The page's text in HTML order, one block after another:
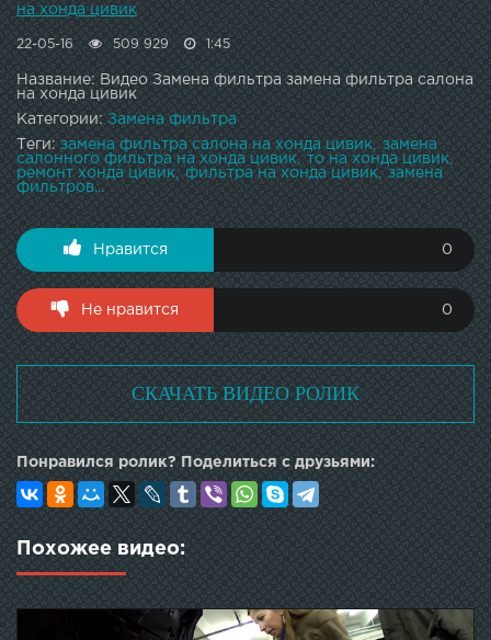
на хонда цивик
22-05-16 509 929 1:45
Название: Видео Замена фильтра замена фильтра салона
на хонда цивик
Категории: Замена фильтра
Теги:замена фильтра салона на хонда цивик
замена
салонного фильтра на хонда цивик
то на хонда цивик
ремонт хонда цивик
фильтра на хонда цивик
замена
фильтров...
Нравится 0
Не нравится 0
СКАЧАТЬ ВИДЕО РОЛИК
Понравился ролик? Поделиться с друзьями:
Похожее видео: